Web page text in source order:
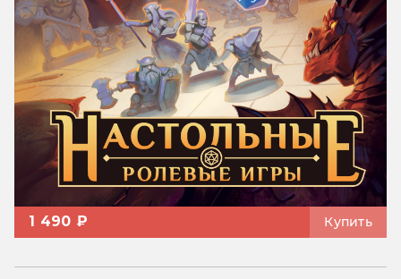
1 490 ₽ Купить